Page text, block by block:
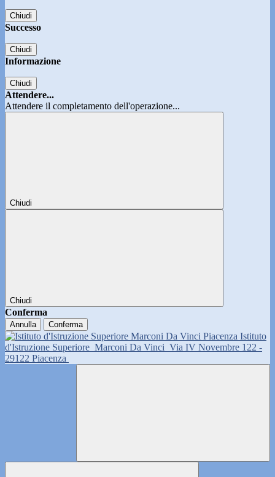
Chiudi
Successo
Chiudi
Informazione
Chiudi
Attendere...
Attendere il completamento dell'operazione...
Chiudi
Chiudi
Conferma
Annulla Conferma
Istituto
d'Istruzione Superiore Marconi Da Vinci Via IV Novembre 122 -
29122 Piacenza